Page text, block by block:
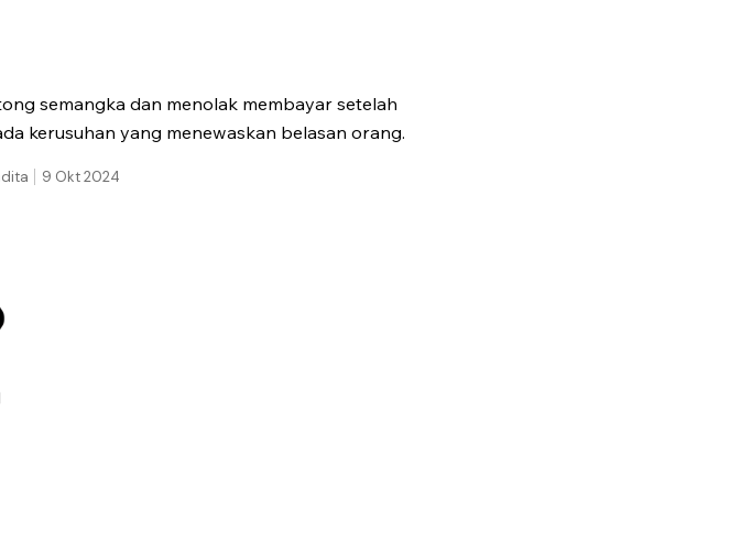
semangka dan menolak membayar setelah
kerusuhan yang menewaskan belasan orang.
9 Okt 2024